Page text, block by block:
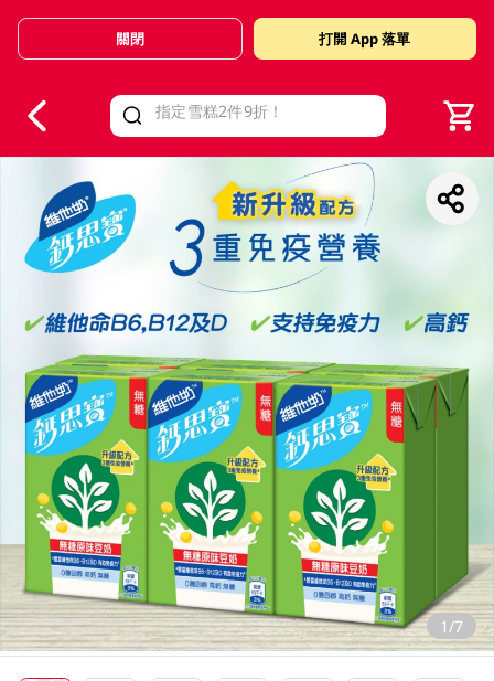
Valid Until 30 June 2026
關閉 打開 App 落單
1/7